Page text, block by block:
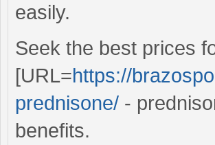
easily.
Seek the best prices
[URL=https://
prednisone/ -
benefits.